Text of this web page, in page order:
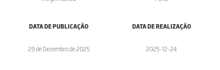
DATA DE PUBLICAÇÃO
29 de Dezembro de 2025
DATA DE REALIZAÇÃO
2025-12-24